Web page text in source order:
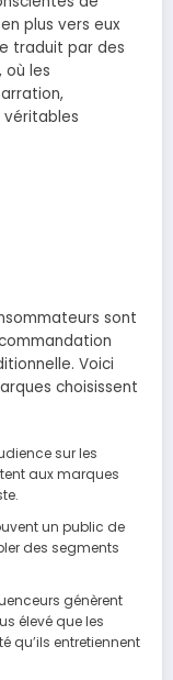
plus vers eux
traduit par des
les
véritables
sont
Voici
choisissent
sur les
aux marques
un public de
des segments
génèrent
élevé que les
qu’ils entretiennent